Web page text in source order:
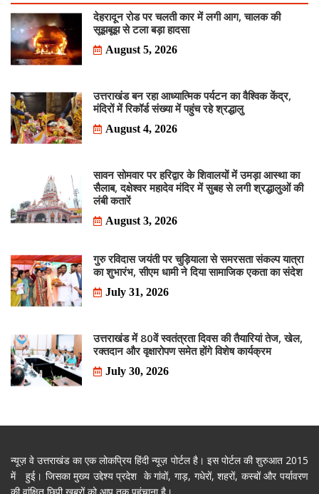
देहरादून रोड पर चलती कार में लगी आग, चालक की
सूझबूझ से टला बड़ा हादसा
August 5, 2026
उत्तराखंड बन रहा आध्यात्मिक पर्यटन का वैश्विक केंद्र,
मंदिरों में रिकॉर्ड संख्या में पहुंच रहे श्रद्धालु
August 4, 2026
सावन सोमवार पर हरिद्वार के शिवालयों में उमड़ा आस्था का
सैलाब, दक्षेश्वर महादेव मंदिर में सुबह से लगी श्रद्धालुओं की
लंबी कतारें
August 3, 2026
गुरु रविदास जयंती पर चुड़ियाला से समरसता संकल्प यात्रा
का शुभारंभ, सीएम धामी ने दिया सामाजिक एकता का संदेश
July 31, 2026
उत्तराखंड में 80वें स्वतंत्रता दिवस की तैयारियां तेज, खेल,
रक्तदान और वृक्षारोपण समेत होंगे विशेष कार्यक्रम
July 30, 2026
न्यूज़ वे उत्तराखंड का एक लोकप्रिय हिंदी न्यूज़ पोर्टल है। इस पोर्टल की शुरुआत 2015
में हुई। जिसका मुख्य उद्देश्य प्रदेश के गांवों, गाड़, गधेरों, शहरों, कस्बों और पर्यावरण